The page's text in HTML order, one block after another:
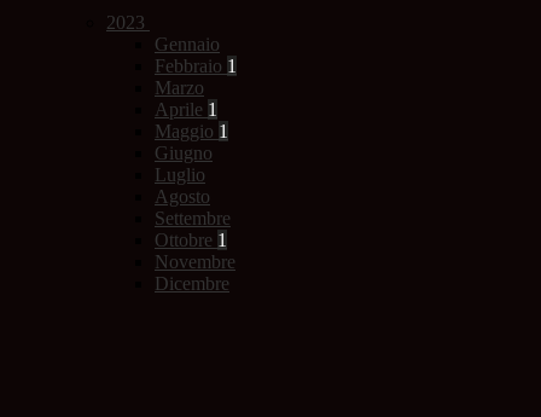
2023
Gennaio
Febbraio 1
Marzo
Aprile 1
Maggio 1
Giugno
Luglio
Agosto
Settembre
Ottobre 1
Novembre
Dicembre